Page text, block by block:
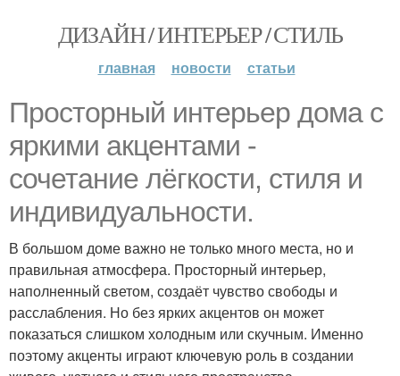
ДИЗАЙН / ИНТЕРЬЕР / СТИЛЬ
главная новости статьи
Просторный интерьер дома с
яркими акцентами -
сочетание лёгкости, стиля и
индивидуальности.
В большом доме важно не только много места, но и
правильная атмосфера. Просторный интерьер,
наполненный светом, создаёт чувство свободы и
расслабления. Но без ярких акцентов он может
показаться слишком холодным или скучным. Именно
поэтому акценты играют ключевую роль в создании